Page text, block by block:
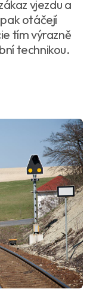
vjezdu a
otáčejí
tím výrazně
technikou.